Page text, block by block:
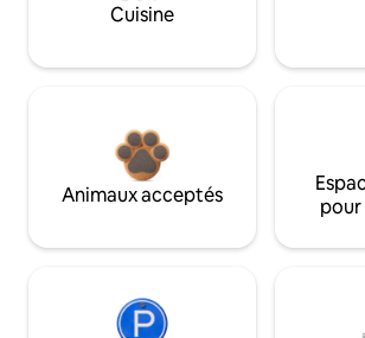
Cuisine
Animaux acceptés